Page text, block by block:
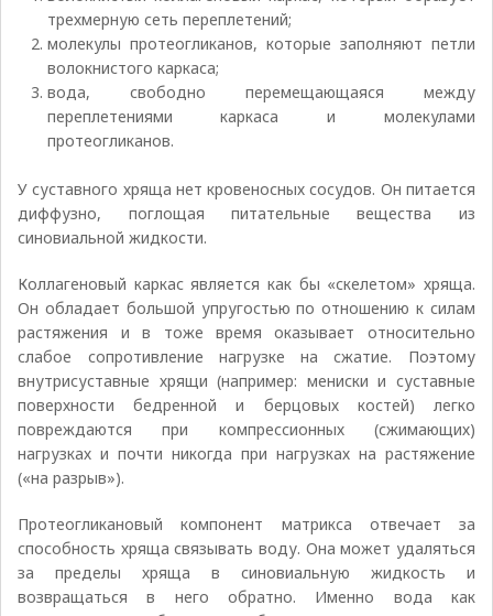
трехмерную сеть переплетений;
молекулы протеогликанов, которые заполняют петли
волокнистого каркаса;
вода, свободно перемещающаяся между
переплетениями каркаса и молекулами
протеогликанов.
У суставного хряща нет кровеносных сосудов. Он питается
диффузно, поглощая питательные вещества из
синовиальной жидкости.
Коллагеновый каркас является как бы «скелетом» хряща.
Он обладает большой упругостью по отношению к силам
растяжения и в тоже время оказывает относительно
слабое сопротивление нагрузке на сжатие. Поэтому
внутрисуставные хрящи (например: мениски и суставные
поверхности бедренной и берцовых костей) легко
повреждаются при компрессионных (сжимающих)
нагрузках и почти никогда при нагрузках на растяжение
(«на разрыв»).
Протеогликановый компонент матрикса отвечает за
способность хряща связывать воду. Она может удаляться
за пределы хряща в синовиальную жидкость и
возвращаться в него обратно. Именно вода как